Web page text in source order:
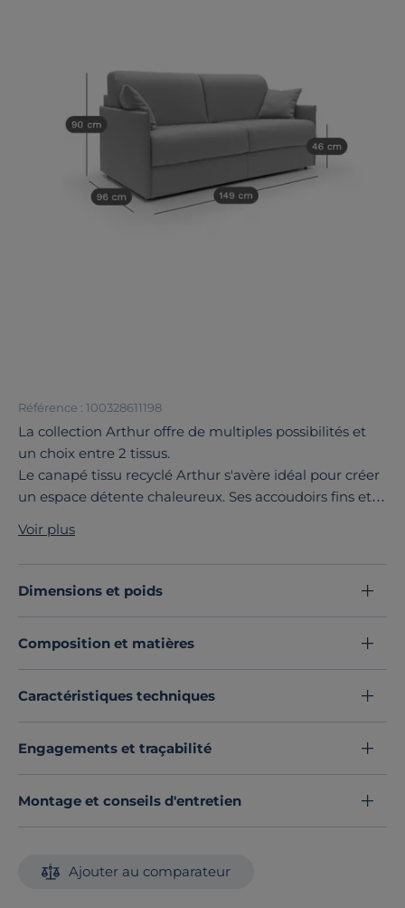
Référence : 100328611198
La collection Arthur offre de multiples possibilités et
un choix entre 2 tissus.
Le canapé tissu recyclé Arthur s'avère idéal pour créer
un espace détente chaleureux. Ses accoudoirs fins et
Vous apprécierez son excellent confort d’assise.
La collection Arthur est déclinée en canapé grand 2
places, 3 places et grand 3 places, fixe ou convertible,
Découvrez toute notre sélection :
Voir plus
Dimensions et poids
Composition et matières
Caractéristiques techniques
Engagements et traçabilité
Montage et conseils d'entretien
Ajouter au comparateur